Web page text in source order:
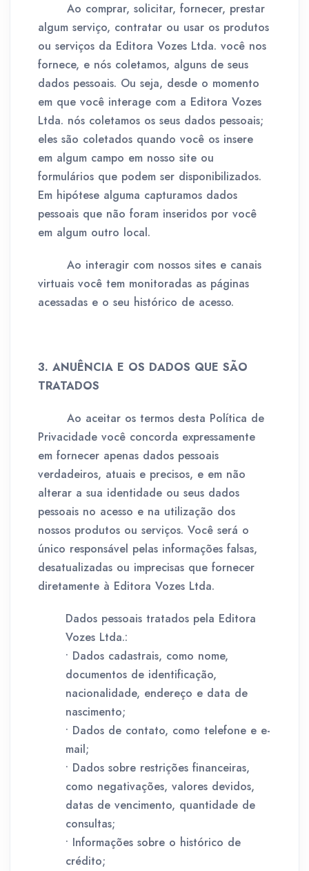
Ao comprar, solicitar, fornecer, prestar
algum serviço, contratar ou usar os produtos
ou serviços da Editora Vozes Ltda. você nos
fornece, e nós coletamos, alguns de seus
dados pessoais. Ou seja, desde o momento
em que você interage com a Editora Vozes
Ltda. nós coletamos os seus dados pessoais;
eles são coletados quando você os insere
em algum campo em nosso site ou
formulários que podem ser disponibilizados.
Em hipótese alguma capturamos dados
pessoais que não foram inseridos por você
em algum outro local.
Ao interagir com nossos sites e canais
virtuais você tem monitoradas as páginas
acessadas e o seu histórico de acesso.
3. ANUÊNCIA E OS DADOS QUE SÃO
TRATADOS
Ao aceitar os termos desta Política de
Privacidade você concorda expressamente
em fornecer apenas dados pessoais
verdadeiros, atuais e precisos, e em não
alterar a sua identidade ou seus dados
pessoais no acesso e na utilização dos
nossos produtos ou serviços. Você será o
único responsável pelas informações falsas,
desatualizadas ou imprecisas que fornecer
diretamente à Editora Vozes Ltda.
Dados pessoais tratados pela Editora
Vozes Ltda.:
• Dados cadastrais, como nome,
documentos de identificação,
nacionalidade, endereço e data de
nascimento;
• Dados de contato, como telefone e e-
mail;
• Dados sobre restrições financeiras,
como negativações, valores devidos,
datas de vencimento, quantidade de
consultas;
• Informações sobre o histórico de
crédito;